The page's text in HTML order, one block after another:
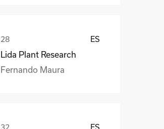
ES
Lida Plant Research
Fernando Maura
ES